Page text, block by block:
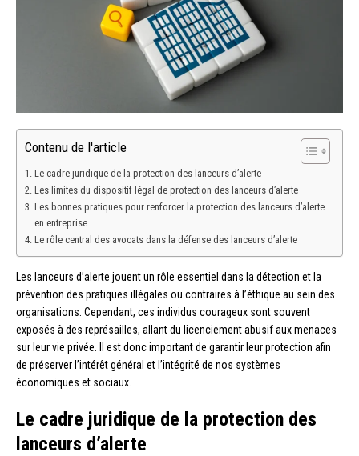
Contenu de l'article
Le cadre juridique de la protection des lanceurs d’alerte
Les limites du dispositif légal de protection des lanceurs d’alerte
Les bonnes pratiques pour renforcer la protection des lanceurs d’alerte
en entreprise
Le rôle central des avocats dans la défense des lanceurs d’alerte
Les lanceurs d’alerte jouent un rôle essentiel dans la détection et la
prévention des pratiques illégales ou contraires à l’éthique au sein des
organisations. Cependant, ces individus courageux sont souvent
exposés à des représailles, allant du licenciement abusif aux menaces
sur leur vie privée. Il est donc important de garantir leur protection afin
de préserver l’intérêt général et l’intégrité de nos systèmes
économiques et sociaux.
Le cadre juridique de la protection des
lanceurs d’alerte